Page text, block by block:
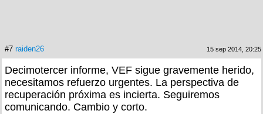
#7 raiden26 15 sep 2014, 20:25
Decimotercer informe, VEF sigue gravemente herido,
necesitamos refuerzo urgentes. La perspectiva de
recuperación próxima es incierta. Seguiremos
comunicando. Cambio y corto.